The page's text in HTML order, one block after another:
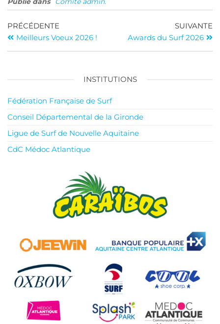
PRÉCÉDENTE
Meilleurs Voeux 2026 !
SUIVANTE
Awards du Surf 2026
INSTITUTIONS
Fédération Française de Surf
Conseil Départemental de la Gironde
Ligue de Surf de Nouvelle Aquitaine
CdC Médoc Atlantique